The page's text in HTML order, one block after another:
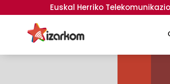
Euskal Herriko